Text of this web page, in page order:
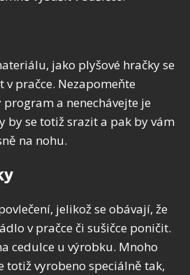
jako plyšové hračky se
pračce. Nezapomeňte
a nenechávejte je
by se totiž srazit a pak by vám
na nohu.
jelikož se obávají, že
v pračce či sušičce poničit.
cedulce u výrobku. Mnoho
totiž vyrobeno speciálně tak,